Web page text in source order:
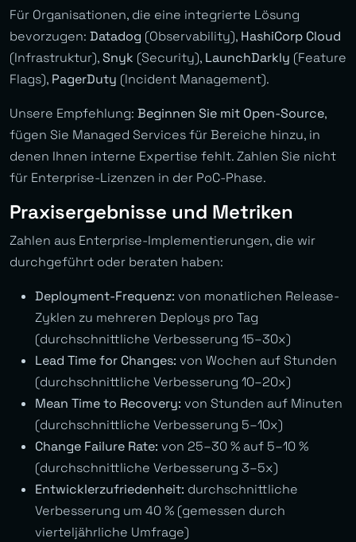
Für Organisationen, die eine integrierte Lösung
bevorzugen: Datadog (Observability), HashiCorp Cloud
(Infrastruktur),Snyk (Security), LaunchDarkly (Feature
Flags), PagerDuty (Incident Management).
Unsere Empfehlung: Beginnen Sie mit Open-Source,
fügen Sie Managed Services für Bereiche hinzu, in
denen Ihnen interne Expertise fehlt. Zahlen Sie nicht
für Enterprise-Lizenzen in der PoC-Phase.
Praxisergebnisse und Metriken
Zahlen aus Enterprise-Implementierungen, die wir
durchgeführt oder beraten haben:
Deployment-Frequenz: von monatlichen Release-
Zyklen zu mehreren Deploys pro Tag
(durchschnittliche Verbesserung 15–30x)
Lead Time for Changes: von Wochen auf Stunden
(durchschnittliche Verbesserung 10–20x)
Mean Time to Recovery: von Stunden auf Minuten
(durchschnittliche Verbesserung 5–10x)
Change Failure Rate: von 25–30 % auf 5–10 %
(durchschnittliche Verbesserung 3–5x)
Entwicklerzufriedenheit: durchschnittliche
Verbesserung um 40 % (gemessen durch
vierteljährliche Umfrage)